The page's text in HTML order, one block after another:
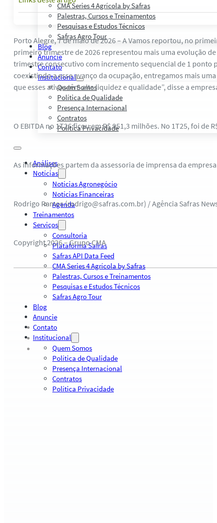
CMA Series 4 Agrícola by Safras
Palestras, Cursos e Treinamentos
Pesquisas e Estudos Técnicos
Safras Agro Tour
Blog
Anuncie
Contato
Institucional
Quem Somos
Política de Qualidade
Presença Internacional
Contratos
Política Privacidade
Análises
Notícias
Notícias Agronegócio
Notícias Financeiras
Agenda
Treinamentos
Serviços
Consultoria
Plataforma Safras
Safras API Data Feed
CMA Series 4 Agrícola by Safras
Palestras, Cursos e Treinamentos
Pesquisas e Estudos Técnicos
Safras Agro Tour
Blog
Anuncie
Contato
Institucional
Quem Somos
Política de Qualidade
Presença Internacional
Contratos
Política Privacidade
Porto Alegre, 7 de maio de 2026 – A Vamos reportou, no
primeiro trimestre de 2026 representou mais uma evolução
trimestre consecutivo com incremento sequencial de 1 ponto
coexistindo a esse avanço da ocupação, entregamos mais
que esses ativos têm alta liquidez e qualidade”, disse a
O EBITDA no 1T26 ficou em R$ 951,3 milhões. No 1T25, foi
As informações partem da assessoria de imprensa da
Rodrigo Ramos (rodrigo@safras.com.br) / Agência Safras
Copyright 2026 – Grupo CMA